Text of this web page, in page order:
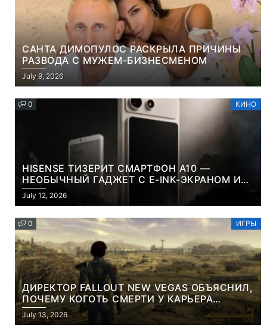
САНТА ДИМОПУЛОС РАСКРЫЛА ПРИЧИНЫ
РАЗВОДА С МУЖЕМ-БИЗНЕСМЕНОМ
July 9, 2026
0 КИНО
HISENSE ТИЗЕРИТ СМАРТФОН A10 —
НЕОБЫЧНЫЙ ГАДЖЕТ С E-INK-ЭКРАНОМ И
СЪЕМНОЙ LCD-ПАНЕЛЬЮ ДЛЯ ЦВЕТНОГО
КОНТЕНТА И СОЦСЕТЕЙ
July 12, 2026
0 ИГРЫ
ДИРЕКТОР FALLOUT NEW VEGAS ОБЪЯСНИЛ,
ПОЧЕМУ КОГОТЬ СМЕРТИ У КАРЬЕРА
НАМЕРЕННО СНОСИТ ВАМ ГОЛОВУ
July 13, 2026